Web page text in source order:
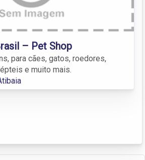
– Pet Shop
para cães, gatos, roedores,
e muito mais.